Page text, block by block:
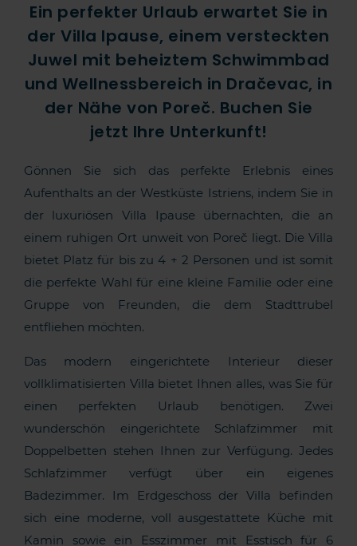
Ein perfekter Urlaub erwartet Sie in
der Villa Ipause, einem versteckten
Juwel mit beheiztem Schwimmbad
und Wellnessbereich in Dračevac, in
der Nähe von Poreč. Buchen Sie
jetzt Ihre Unterkunft!
Gönnen Sie sich das perfekte Erlebnis eines
Aufenthalts an der Westküste Istriens, indem Sie in
der luxuriösen Villa Ipause übernachten, die an
einem ruhigen Ort unweit von Poreč liegt. Die Villa
bietet Platz für bis zu 4 + 2 Personen und ist somit
die perfekte Wahl für eine kleine Familie oder eine
Gruppe von Freunden, die dem Stadttrubel
entfliehen möchten.
Das modern eingerichtete Interieur dieser
vollklimatisierten Villa bietet Ihnen alles, was Sie für
einen perfekten Urlaub benötigen. Zwei
wunderschön eingerichtete Schlafzimmer mit
Doppelbetten stehen Ihnen zur Verfügung. Jedes
Schlafzimmer verfügt über ein eigenes
Badezimmer. Im Erdgeschoss der Villa befinden
sich eine moderne, voll ausgestattete Küche mit
Kamin sowie ein Esszimmer mit Esstisch für 6